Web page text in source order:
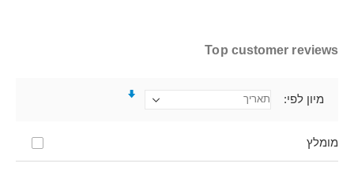
Top customer reviews
מומלץ
מיון לפי